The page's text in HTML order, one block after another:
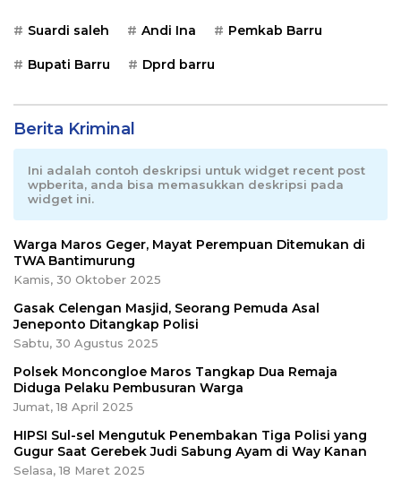
Suardi saleh Andi Ina Pemkab Barru
Bupati Barru Dprd barru
Berita Kriminal
Ini adalah contoh deskripsi untuk widget recent post
wpberita, anda bisa memasukkan deskripsi pada
widget ini.
Warga Maros Geger, Mayat Perempuan Ditemukan di
TWA Bantimurung
Kamis, 30 Oktober 2025
Gasak Celengan Masjid, Seorang Pemuda Asal
Jeneponto Ditangkap Polisi
Sabtu, 30 Agustus 2025
Polsek Moncongloe Maros Tangkap Dua Remaja
Diduga Pelaku Pembusuran Warga
Jumat, 18 April 2025
HIPSI Sul-sel Mengutuk Penembakan Tiga Polisi yang
Gugur Saat Gerebek Judi Sabung Ayam di Way Kanan
Selasa, 18 Maret 2025